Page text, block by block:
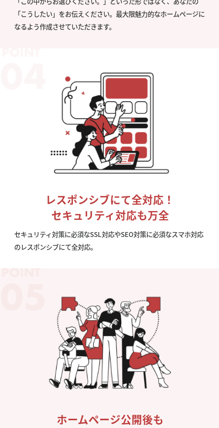
「こうしたい」をお伝えください。最大限魅力的なホームページに
なるよう作成させていただきます。
レスポンシブにて全対応！
セキュリティ対応も万全
セキュリティ対策に必須なSSL対応やSEO対策に必須なスマホ対応
のレスポンシブにて全対応。
ホームページ公開後も